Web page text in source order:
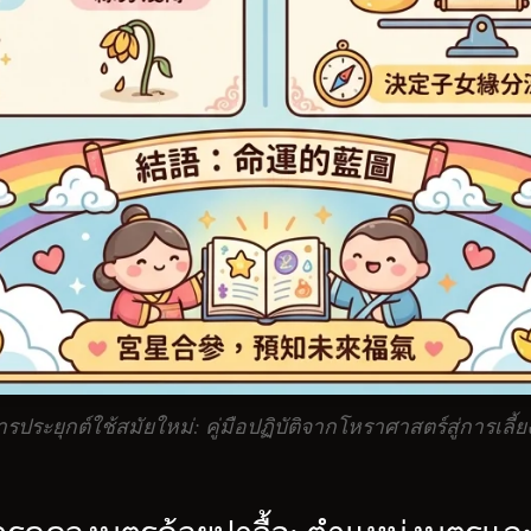
รประยุกต์ใช้สมัยใหม่: คู่มือปฏิบัติจากโหราศาสตร์สู่การเลี้ย